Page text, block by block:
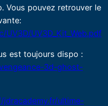
Vous pouvez retrouver le
UV3D_Kit_Web.pdf
est toujours dispo :
3d-ghost-
jdracademy.fr/ultime-